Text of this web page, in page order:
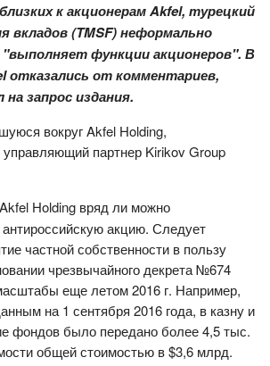
к акционерам Akfel, турецкий
вкладов (TMSF) неформально
функции акционеров". В
отказались от комментариев,
запрос издания.
вокруг Akfel Holding,
партнер Kirikov Group
Holding вряд ли можно
антироссийскую акцию. Следует
частной собственности в пользу
чрезвычайного декрета №674
еще летом 2016 г. Например,
на 1 сентября 2016 года, в казну и
фондов было передано более 4,5 тыс.
общей стоимостью в $3,6 млрд.